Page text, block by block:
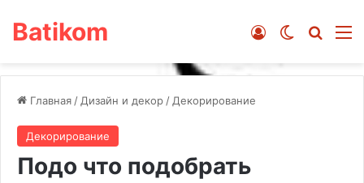
Batikom Switch skin
Войти
Главная / Дизайн и декор / Декорирование
Декорирование
Подо что подобрать